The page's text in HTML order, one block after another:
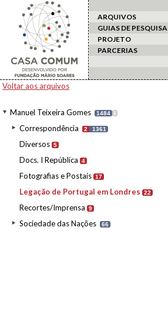
ARQUIVOS
GUIAS DE PESQUISA
PROJETO
PARCERIAS
Voltar aos arquivos
Manuel Teixeira Gomes 1484 I
Correspondência 2 1361
Diversos 5
Docs. I República 4
Fotografias e Postais 17
Legação de Portugal em Londres 22
Recortes/Imprensa 9
Sociedade das Nações 66